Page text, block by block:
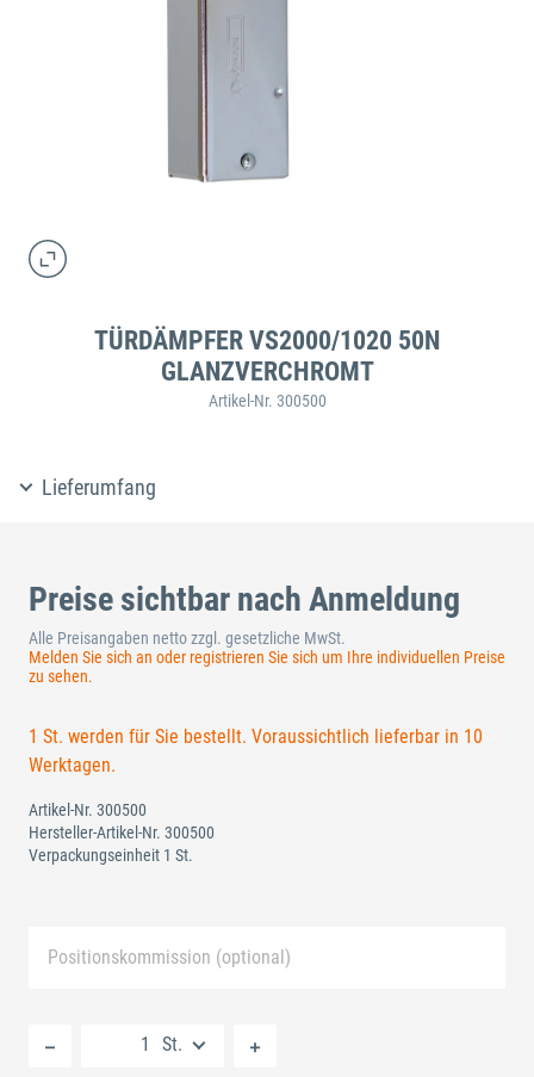
TÜRDÄMPFER VS2000/1020 50N
GLANZVERCHROMT
Artikel-Nr. 300500
Lieferumfang
Preise sichtbar nach Anmeldung
Alle Preisangaben netto zzgl. gesetzliche MwSt.
Melden Sie sich an oder registrieren Sie sich um Ihre individuellen Preise
zu sehen.
1 St. werden für Sie bestellt. Voraussichtlich lieferbar in 10
Werktagen.
Artikel-Nr. 300500
Hersteller-Artikel-Nr. 300500
Verpackungseinheit 1 St.
Positionskommission (optional)
St.